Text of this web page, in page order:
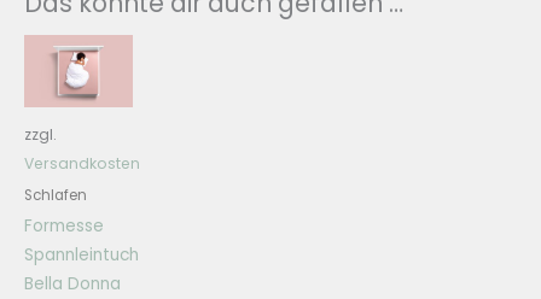
zzgl.
Versandkosten
Schlafen
Formesse
Spannleintuch
Bella Donna